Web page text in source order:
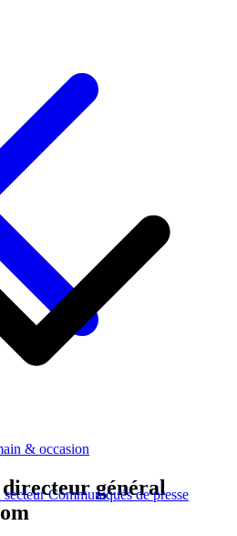
secteurCommuniqués de presse
& occasion
général